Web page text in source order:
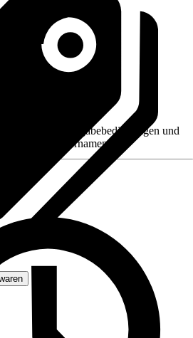
wie z. B. Rückgabebedingungen und
den Verkäufernamen.